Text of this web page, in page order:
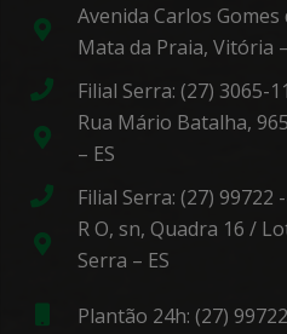
Avenida Carlos Gomes
Mata da Praia, Vitória
Filial Serra: (27) 3065-
Rua Mário Batalha,
– ES
Filial Serra: (27) 99722
R O, sn, Quadra 16 /
Serra – ES
Plantão 24h: (27)